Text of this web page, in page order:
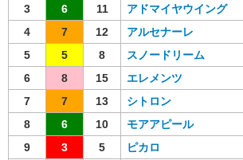
3
6 11 アドマイヤウイング
4
7 12 アルセナーレ
5
5 8 スノードリーム
6
8 15 エレメンツ
7
7 13 シトロン
8
6 10 モアアピール
9
3 5 ピカロ